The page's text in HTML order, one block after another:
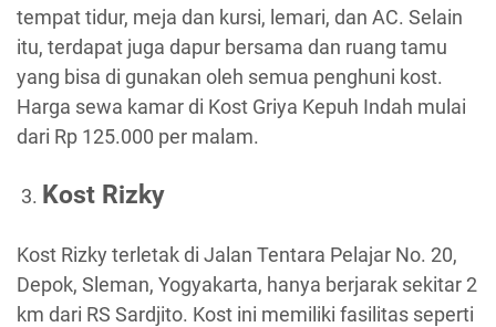
tempat tidur, meja dan kursi, lemari, dan AC. Selain
itu, terdapat juga dapur bersama dan ruang tamu
yang bisa di gunakan oleh semua penghuni kost.
Harga sewa kamar di Kost Griya Kepuh Indah mulai
dari Rp 125.000 per malam.
Kost Rizky
Kost Rizky terletak di Jalan Tentara Pelajar No. 20,
Depok, Sleman, Yogyakarta, hanya berjarak sekitar 2
km dari RS Sardjito. Kost ini memiliki fasilitas seperti